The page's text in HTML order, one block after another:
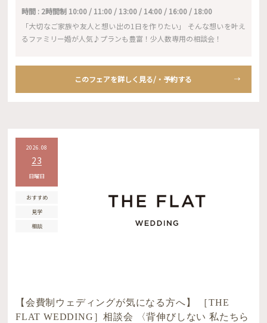
時間 : 2時間制 10:00 / 11:00 / 13:00 / 14:00 / 16:00 / 18:00
「大切なご家族や友人と想い出の1日を作りたい」 そんな想いを叶え
るファミリー婚が人気♪プランも豊富！少人数専用の相談会！
このフェアを詳しく見る/・予約する
2026.08
23
日曜日
おすすめ
見学
相談
【会費制ウェディングが気になる方へ】 ［THE
FLAT WEDDING］相談会 〈背伸びしない 私たちら